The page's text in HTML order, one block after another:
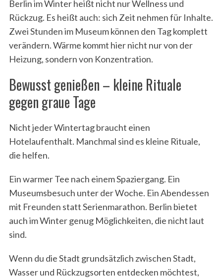
Berlin im Winter heißt nicht nur Wellness und
Rückzug. Es heißt auch: sich Zeit nehmen für Inhalte.
Zwei Stunden im Museum können den Tag komplett
verändern. Wärme kommt hier nicht nur von der
Heizung, sondern von Konzentration.
Bewusst genießen – kleine Rituale
gegen graue Tage
Nicht jeder Wintertag braucht einen
Hotelaufenthalt. Manchmal sind es kleine Rituale,
die helfen.
Ein warmer Tee nach einem Spaziergang. Ein
Museumsbesuch unter der Woche. Ein Abendessen
mit Freunden statt Serienmarathon. Berlin bietet
auch im Winter genug Möglichkeiten, die nicht laut
sind.
Wenn du die Stadt grundsätzlich zwischen Stadt,
Wasser und Rückzugsorten entdecken möchtest,